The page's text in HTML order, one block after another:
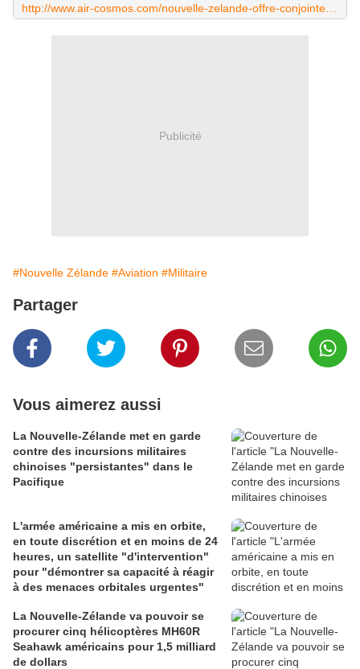
Publicité
#Nouvelle Zélande #Aviation #Militaire
Partager
Vous aimerez aussi
La Nouvelle-Zélande met en garde
contre des incursions militaires
chinoises "persistantes" dans le
Pacifique
L'armée américaine a mis en orbite,
en toute discrétion et en moins de 24
heures, un satellite "d'intervention"
pour "démontrer sa capacité à réagir
à des menaces orbitales urgentes"
La Nouvelle-Zélande va pouvoir se
procurer cinq hélicoptères MH60R
Seahawk américains pour 1,5 milliard
de dollars